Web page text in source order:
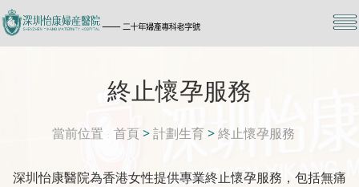
終止懷孕服務
當前位置 首頁 >計劃生育>終止懷孕服務
深圳怡康醫院為香港女性提供專業終止懷孕服務，包括無痛